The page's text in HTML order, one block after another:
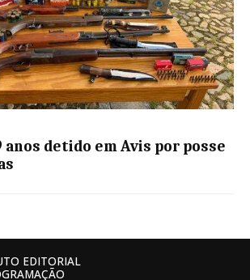
anos detido em Avis por posse
EDITORIAL